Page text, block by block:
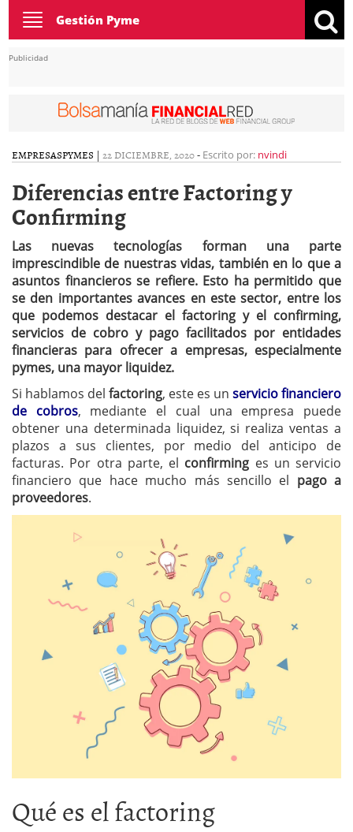
Toggle
navigation
Gestión Pyme
Publicidad
EMPRESASPYMES | 22 DICIEMBRE, 2020- Escrito por: nvindi
Diferencias entre Factoring y
Confirming
Las nuevas tecnologías forman una parte
imprescindible de nuestras vidas, también en lo que a
asuntos financieros se refiere. Esto ha permitido que
se den importantes avances en este sector, entre los
que podemos destacar el factoring y el confirming,
servicios de cobro y pago facilitados por entidades
financieras para ofrecer a empresas, especialmente
pymes, una mayor liquidez.
Si hablamos del factoring, este es un servicio financiero
de cobros, mediante el cual una empresa puede
obtener una determinada liquidez, si realiza ventas a
plazos a sus clientes, por medio del anticipo de
facturas. Por otra parte, el confirming es un servicio
financiero que hace mucho más sencillo el pago a
proveedores.
Qué es el factoring